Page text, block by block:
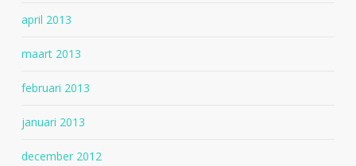
april 2013
maart 2013
februari 2013
januari 2013
december 2012